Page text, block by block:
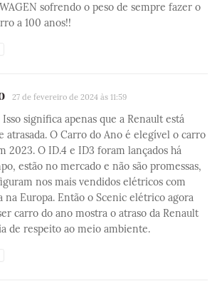
sofrendo o peso de sempre fazer o
a 100 anos!!
27 de fevereiro de 2024 às 11:59
significa apenas que a Renault está
atrasada. O Carro do Ano é elegível o carro
2023. O ID.4 e ID3 foram lançados há
estão no mercado e não são promessas,
nos mais vendidos elétricos com
na Europa. Então o Scenic elétrico agora
carro do ano mostra o atraso da Renault
de respeito ao meio ambiente.